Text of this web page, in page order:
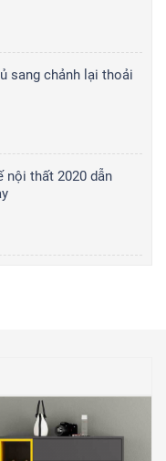
sang chảnh lại thoải
nội thất 2020 dẫn